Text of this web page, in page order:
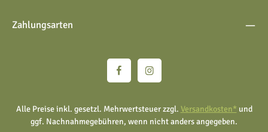
Zahlungsarten
Alle Preise inkl. gesetzl. Mehrwertsteuer zzgl. Versandkosten* und
ggf. Nachnahmegebühren, wenn nicht anders angegeben.